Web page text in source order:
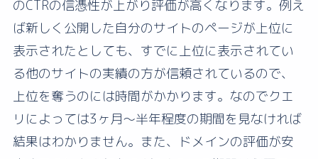
のCTRの信憑性が上がり評価が高くなります。例え
ば新しく公開した自分のサイトのページが上位に
表示されたとしても、すでに上位に表示されてい
る他のサイトの実績の方が信頼されているので、
上位を奪うのには時間がかかります。なのでクエ
リによっては3ヶ月〜半年程度の期間を見なければ
結果はわかりません。また、ドメインの評価が安